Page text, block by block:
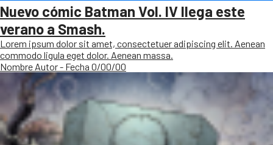
Nuevo cómic Batman Vol. IV llega este
verano a Smash.
Lorem ipsum dolor sit amet, consectetuer adipiscing elit. Aenean
commodo ligula eget dolor. Aenean massa.
Nombre Autor - Fecha 0/00/00